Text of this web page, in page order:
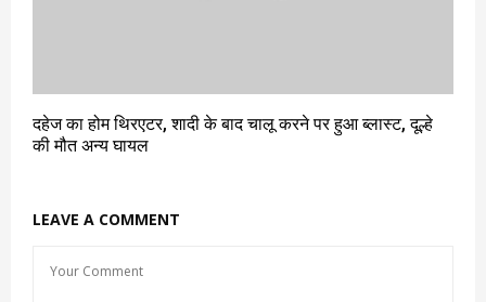
दहेज का होम थिरएटर, शादी के बाद चालू करने पर हुआ ब्लास्ट, दूल्हे
की मौत अन्य घायल
LEAVE A COMMENT